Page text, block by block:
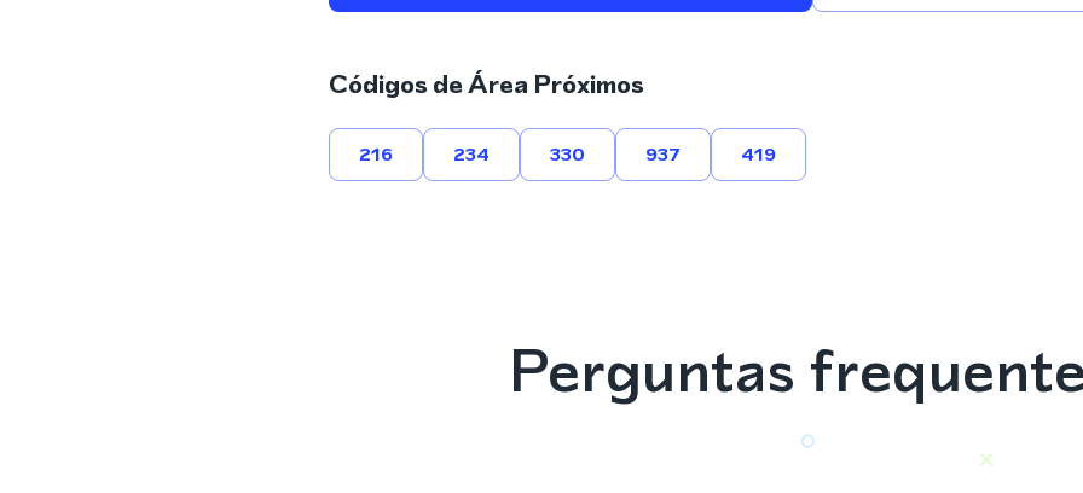
Códigos de Área Próximos
216 234 330 937 419
Perguntas